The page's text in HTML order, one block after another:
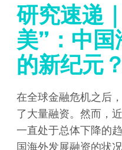
研究速递
美”：中
的新纪元？
在全球金融危机之后
了大量融资。然而，
一直处于总体下降的
国海外发展融资的状